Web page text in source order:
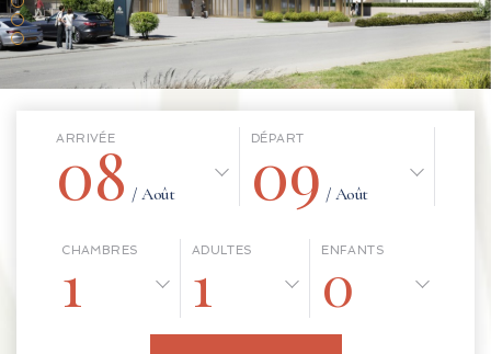
ARRIVÉE
08 / Août
DÉPART
09 / Août
CHAMBRES
1 ADULTES
1 ENFANTS
0